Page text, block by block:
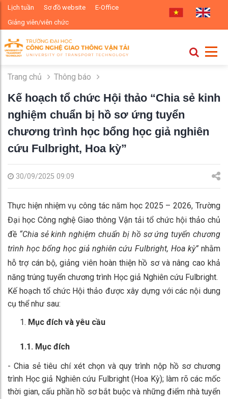
Lịch tuần Sơ đồ website
E-Office
Giảng viên/viên chức
Trang chủ Thông báo
Kế hoạch tổ chức Hội thảo “Chia sẻ kinh
nghiệm chuẩn bị hồ sơ ứng tuyển
chương trình học bổng học giả nghiên
cứu Fulbright, Hoa kỳ”
30/09/2025 09:09
Thực hiện nhiệm vụ công tác năm học 2025 – 2026, Trường
Đại học Công nghệ Giao thông Vận tải tổ chức hội thảo chủ
đề “Chia sẻ kinh nghiệm chuẩn bị hồ sơ ứng tuyển chương
trình học bổng học giả nghiên cứu Fulbright, Hoa kỳ” nhằm
hỗ trợ cán bộ, giảng viên hoàn thiện hồ sơ và nâng cao khả
năng trúng tuyển chương trình Học giả Nghiên cứu Fulbright.
Kế hoạch tổ chức Hội thảo được xây dựng với các nội dung
cụ thể như sau:
Mục đích và yêu cầu
1.1. Mục đích
- Chia sẻ tiêu chí xét chọn và quy trình nộp hồ sơ chương
trình Học giả Nghiên cứu Fulbright (Hoa Kỳ); làm rõ các mốc
thời gian, cấu phần hồ sơ bắt buộc và những điểm nhà tuyển